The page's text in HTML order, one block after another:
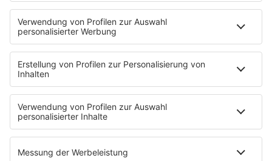
DJs
Playlist
MUSIC
Streams
Album der Woche
News
Highlights
Charts